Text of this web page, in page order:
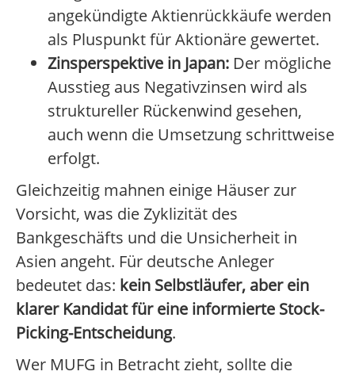
angekündigte Aktienrückkäufe werden
als Pluspunkt für Aktionäre gewertet.
Zinsperspektive in Japan: Der mögliche
Ausstieg aus Negativzinsen wird als
struktureller Rückenwind gesehen,
auch wenn die Umsetzung schrittweise
erfolgt.
Gleichzeitig mahnen einige Häuser zur
Vorsicht, was die Zyklizität des
Bankgeschäfts und die Unsicherheit in
Asien angeht. Für deutsche Anleger
bedeutet das: kein Selbstläufer, aber ein
klarer Kandidat für eine informierte Stock-
Picking-Entscheidung.
Wer MUFG in Betracht zieht, sollte die